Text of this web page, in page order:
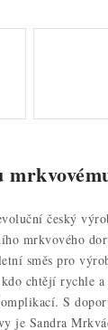
Moje
český
mrkvového
směs pro
chtějí rychle
S
je Sandra